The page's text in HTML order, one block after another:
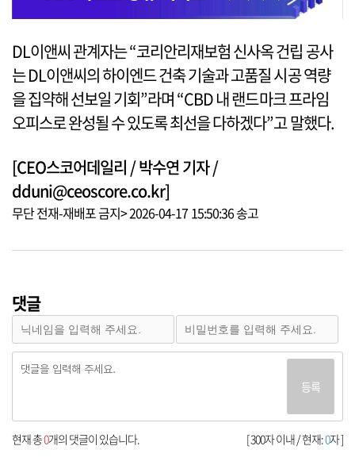
DL이앤씨 관계자는 “코리안리재보험 신사옥 건립 공사
는 DL이앤씨의 하이엔드 건축 기술과 고품질 시공 역량
을 집약해 선보일 기회”라며 “CBD 내 랜드마크 프라임
오피스로 완성될 수 있도록 최선을 다하겠다”고 말했다.
[CEO스코어데일리 / 박수연 기자 /
dduni@ceoscore.co.kr]
무단 전재-재배포 금지> 2026-04-17 15:50:36 송고
댓글
등록
[ 300자 이내 / 현재:0자 ]
현재 총0개의 댓글이 있습니다.